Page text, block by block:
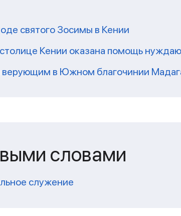
святого Зосимы в Кении
Кении оказана помощь
в Южном благочинии
словами
служение